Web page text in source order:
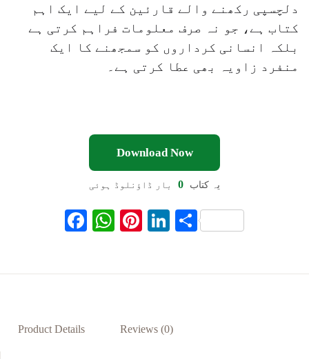
دلچسپی رکھنے والے قارئین کے لیے ایک اہم
کتاب ہے، جو نہ صرف معلومات فراہم کرتی ہے
بلکہ انسانی کرداروں کو سمجھنے کا ایک
منفرد زاویہ بھی عطا کرتی ہے۔
Download Now
یہ کتاب 0 بار ڈاؤنلوڈ ہوئی
F
W
p
Pi Li S
Product Details Reviews (0)